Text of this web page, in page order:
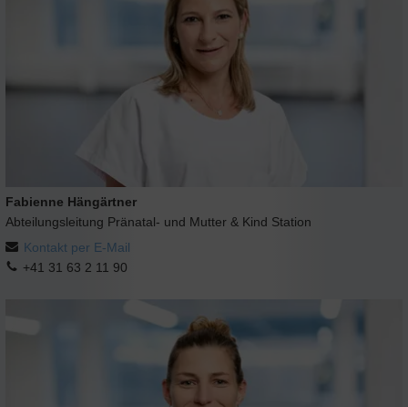
Fabienne Hängärtner
Abteilungsleitung Pränatal- und Mutter & Kind Station
Kontakt per E-Mail
+41 31 63 2 11 90